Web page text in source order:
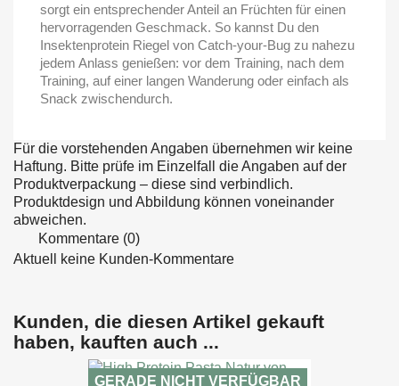
sorgt ein entsprechender Anteil an Früchten für einen
hervorragenden Geschmack. So kannst Du den
Insektenprotein Riegel von Catch-your-Bug zu nahezu
jedem Anlass genießen: vor dem Training, nach dem
Training, auf einer langen Wanderung oder einfach als
Snack zwischendurch.
Für die vorstehenden Angaben übernehmen wir keine
Haftung. Bitte prüfe im Einzelfall die Angaben auf der
Produktverpackung – diese sind verbindlich.
Produktdesign und Abbildung können voneinander
abweichen.
Kommentare (0)
Aktuell keine Kunden-Kommentare
Kunden, die diesen Artikel gekauft
haben, kauften auch ...
GERADE NICHT VERFÜGBAR